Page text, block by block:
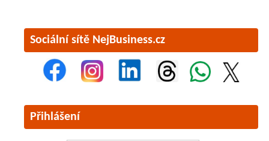
Sociální sítě NejBusiness.cz
Přihlášení